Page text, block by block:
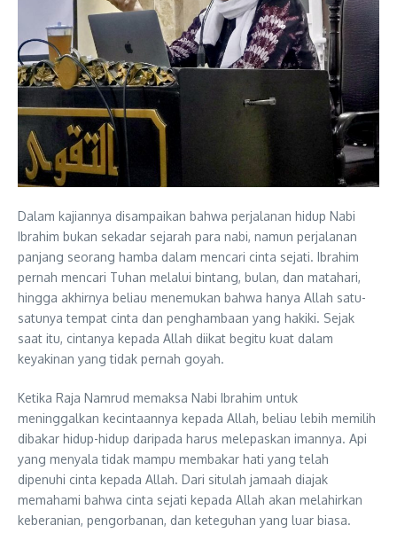
Dalam kajiannya disampaikan bahwa perjalanan hidup Nabi
Ibrahim bukan sekadar sejarah para nabi, namun perjalanan
panjang seorang hamba dalam mencari cinta sejati. Ibrahim
pernah mencari Tuhan melalui bintang, bulan, dan matahari,
hingga akhirnya beliau menemukan bahwa hanya Allah satu-
satunya tempat cinta dan penghambaan yang hakiki. Sejak
saat itu, cintanya kepada Allah diikat begitu kuat dalam
keyakinan yang tidak pernah goyah.
Ketika Raja Namrud memaksa Nabi Ibrahim untuk
meninggalkan kecintaannya kepada Allah, beliau lebih memilih
dibakar hidup-hidup daripada harus melepaskan imannya. Api
yang menyala tidak mampu membakar hati yang telah
dipenuhi cinta kepada Allah. Dari situlah jamaah diajak
memahami bahwa cinta sejati kepada Allah akan melahirkan
keberanian, pengorbanan, dan keteguhan yang luar biasa.